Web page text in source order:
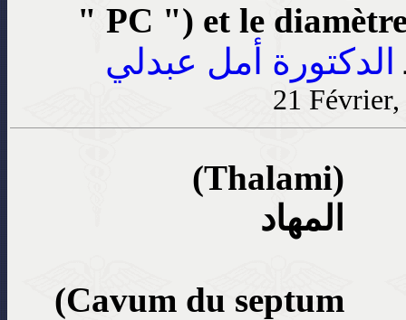
" PC ") et le
الدكتورة أمل عبدلي
21
(Thalami)
المهاد
(Cavum du septum